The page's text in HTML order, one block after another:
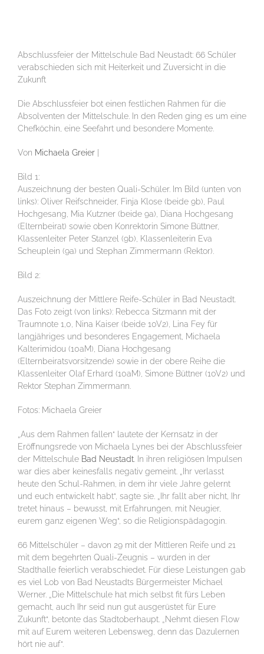
Abschlussfeier der Mittelschule Bad Neustadt: 66 Schüler
verabschieden sich mit Heiterkeit und Zuversicht in die
Zukunft
Die Abschlussfeier bot einen festlichen Rahmen für die
Absolventen der Mittelschule. In den Reden ging es um eine
Chefköchin, eine Seefahrt und besondere Momente.
Von Michaela Greier
Bild 1:
Auszeichnung der besten Quali-Schüler. Im Bild (unten von
links): Oliver Reifschneider, Finja Klose (beide 9b), Paul
Hochgesang, Mia Kutzner (beide 9a), Diana Hochgesang
(Elternbeirat) sowie oben Konrektorin Simone Büttner,
Klassenleiter Peter Stanzel (9b), Klassenleiterin Eva
Scheuplein (9a) und Stephan Zimmermann (Rektor).
Bild 2:
Auszeichnung der Mittlere Reife-Schüler in Bad Neustadt.
Das Foto zeigt (von links): Rebecca Sitzmann mit der
Traumnote 1,0, Nina Kaiser (beide 10V2), Lina Fey für
langjähriges und besonderes Engagement, Michaela
Kalterimidou (10aM), Diana Hochgesang
(Elternbeiratsvorsitzende) sowie in der obere Reihe die
Klassenleiter Olaf Erhard (10aM), Simone Büttner (10V2) und
Rektor Stephan Zimmermann.
Fotos: Michaela Greier
„Aus dem Rahmen fallen“ lautete der Kernsatz in der
Eröffnungsrede von Michaela Lynes bei der Abschlussfeier
der Mittelschule Bad Neustadt . In ihren religiösen Impulsen
war dies aber keinesfalls negativ gemeint. „Ihr verlasst
heute den Schul-Rahmen, in dem ihr viele Jahre gelernt
und euch entwickelt habt“, sagte sie. „Ihr fallt aber nicht, Ihr
tretet hinaus – bewusst, mit Erfahrungen, mit Neugier,
eurem ganz eigenen Weg“, so die Religionspädagogin.
66 Mittelschüler – davon 29 mit der Mittleren Reife und 21
mit dem begehrten Quali-Zeugnis – wurden in der
Stadthalle feierlich verabschiedet. Für diese Leistungen gab
es viel Lob von Bad Neustadts Bürgermeister Michael
Werner. „Die Mittelschule hat mich selbst fit fürs Leben
gemacht, auch Ihr seid nun gut ausgerüstet für Eure
Zukunft“, betonte das Stadtoberhaupt. „Nehmt diesen Flow
mit auf Eurem weiteren Lebensweg, denn das Dazulernen
hört nie auf“.